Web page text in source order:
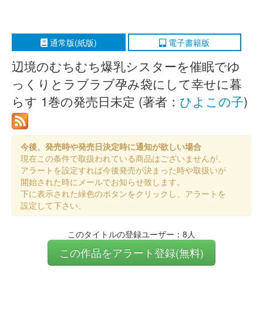
通常版(紙版) 電子書籍版
辺境のむちむち爆乳シスターを催眠でゆ
っくりとラブラブ孕み袋にして幸せに暮
らす 1巻の発売日未定 (著者： ひよこの子)
今後、発売時や発売日決定時に通知が欲しい場合
現在この条件で取扱われている商品はございませんが、
アラートを設定すれば今後発売が決まった時や取扱いが
開始された時にメールでお知らせ致します。
下に表示された緑色のボタンをクリックし、アラートを
設定して下さい。
このタイトルの登録ユーザー：8人
この作品をアラート登録(無料)